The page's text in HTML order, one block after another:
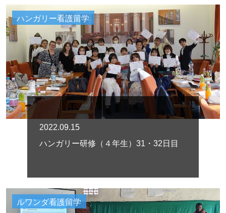
ハンガリー看護留学
2022.09.15
ハンガリー研修（４年生）31・32日目
ルワンダ看護留学